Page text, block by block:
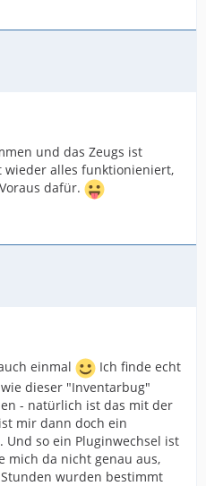
und das Zeugs ist
wieder alles funktionieniert,
dafür.
einmal
Ich finde echt
dieser "Inventarbug"
- natürlich ist das mit der
mir dann doch ein
so ein Pluginwechsel ist
mich da nicht genau aus,
wurden bestimmt